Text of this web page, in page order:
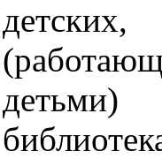
детьми)